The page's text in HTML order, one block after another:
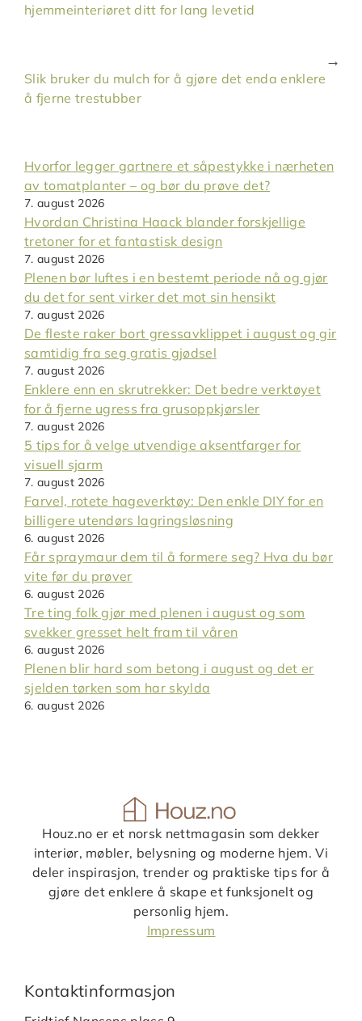
hjemmeinteriøret ditt for lang levetid
Slik bruker du mulch for å gjøre det enda enklere
å fjerne trestubber
Hvorfor legger gartnere et såpestykke i nærheten
av tomatplanter – og bør du prøve det?
7. august 2026
Hvordan Christina Haack blander forskjellige
tretoner for et fantastisk design
7. august 2026
Plenen bør luftes i en bestemt periode nå og gjør
du det for sent virker det mot sin hensikt
7. august 2026
De fleste raker bort gressavklippet i august og gir
samtidig fra seg gratis gjødsel
7. august 2026
Enklere enn en skrutrekker: Det bedre verktøyet
for å fjerne ugress fra grusoppkjørsler
7. august 2026
5 tips for å velge utvendige aksentfarger for
visuell sjarm
7. august 2026
Farvel, rotete hageverktøy: Den enkle DIY for en
billigere utendørs lagringsløsning
6. august 2026
Får spraymaur dem til å formere seg? Hva du bør
vite før du prøver
6. august 2026
Tre ting folk gjør med plenen i august og som
svekker gresset helt fram til våren
6. august 2026
Plenen blir hard som betong i august og det er
sjelden tørken som har skylda
6. august 2026
Houz.no er et norsk nettmagasin som dekker
interiør, møbler, belysning og moderne hjem. Vi
deler inspirasjon, trender og praktiske tips for å
gjøre det enklere å skape et funksjonelt og
personlig hjem.
Impressum
Kontaktinformasjon